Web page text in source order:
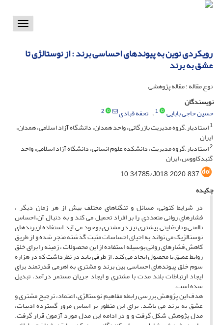
Toggle
رویکردی نوین به پیوندهای احساسی برند : از نوستالژی تا
عشق به برند
نوع مقاله : مقاله پژوهشی
نویسندگان
حسین حاجی بابایی
1 تحفه قبادی
2
1استادیار.گروه مدیریت بازرگانی، واحد همدان، دانشگاه آزاد اسلامی، همدان،
ایران
2استادیار.گروه مدیریت، دانشکده علوم انسانی، دانشگاه آزاد اسلامی، واحد
گنبدکاووس، ایران
10.34785/J018.2020.837
چکیده
در شرایط کنونی، مسائل و تنگناهای مختلف بیش از هر زمان دیگر ،
فشارهای روانی متعددی را بر افراد تحمیل می کند و به دنبال آن،احساس
ناامنی و نارضایتی بیشتری نیز در مشتری بوجود می آید.استفاده ازبرندهای
نوستالژیک می تواند به احیای احساسات مثبت گذشته منجر شده و از طریق
کاهش فشارهای روانی بوسیله استفاده از این محصولات ، زمینه را برای خلق
روابط عمیق با محصول ایجاد می کند. از طرفی باید در نظرداشت که در هزاره
سوم خلق پیوندهای احساسی بین برند و مشتری به اهرمی قدرتمند برای
ایجاد ارتباطات بلند مدت با مشتری و ایجاد جریان مستمر درآمد، تبدیل
شده است.
هدف این پژوهش بررسی رابطه مفاهیم نوستالژی، اعتماد، ترجیح مشتری و
عشق به برند می باشد. برای این منظور بر اساس مرور گسترده ادبیات،
مدل پژوهش شکل گرفت و و در ادامه این مدل مورد آزمون قرار گرفت.